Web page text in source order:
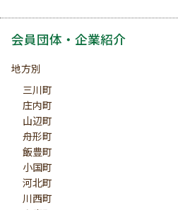
会員団体・企業紹介
地方別
三川町
庄内町
山辺町
舟形町
飯豊町
小国町
河北町
川西町